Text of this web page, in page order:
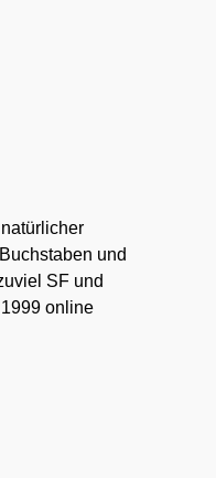
und
SF und
online